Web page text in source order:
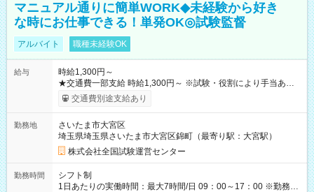
マニュアル通りに簡単WORK◆未経験から好き
な時にお仕事できる！単発OK◎試験監督
アルバイト 職種未経験OK
給与
時給1,300円～
★交通費一部支給 時給1,300円～ ※試験・役割により手当あり
※勤務回数により昇給あり 【即給（前払い）オプションあ
り！】 希望される場合、勤務から1週間ほどで給与の一部を受け
例】 ・河合塾模擬試験 8:30～17:30（休憩1時間） 時給1,300円
×8時間＝日収10,400円＋交通費 ※当日の役割により時給＋100
円の場合あり ・国家試験 7:00～13:30（休憩なし） 時給1,300
円（役割手当＋100円）×6時間＝日収8,400円＋交通費 【試用期
間】試用期間なし
交通費別途支給あり
勤務地
さいたま市大宮区
埼玉県埼玉県さいたま市大宮区錦町（最寄り駅：大宮駅）
株式会社全国試験運営センター
勤務時間
シフト制
1日あたりの実働時間：最大7時間/日 09：00～17：00 ※勤務時